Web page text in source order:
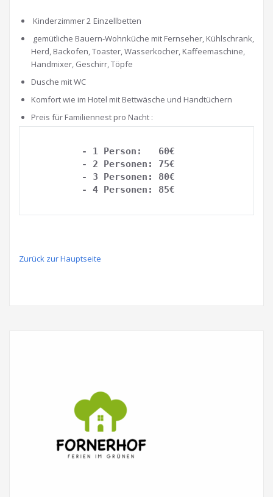
Kinderzimmer 2 Einzellbetten
gemütliche Bauern-Wohnküche mit Fernseher, Kühlschrank,
Herd, Backofen, Toaster, Wasserkocher, Kaffeemaschine,
Handmixer, Geschirr, Töpfe
Dusche mit WC
Komfort wie im Hotel mit Bettwäsche und Handtüchern
Preis für Familiennest pro Nacht :
- 1 Person:   60€
        - 2 Personen: 75€
        - 3 Personen: 80€
        - 4 Personen: 85€
Zurück zur Hauptseite